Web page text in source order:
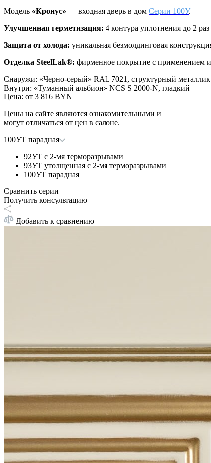
Модель «Кронус» — входная дверь в дом Серии 100У.
Улучшенная герметизация: 4 контура уплотнения до 2
Защита от холода: уникальная безмолдинговая
Отделка SteelLak®: фирменное покрытие с применением
Снаружи: «Черно-серый» RAL 7021, структурный металлик
Внутри: «Туманный альбион» NCS S 2000-N, гладкий
Цена: от 3 816 BYN
Цены на сайте являются ознакомительными и
могут отличаться от цен в салоне.
100УТ парадная
92УТ с 2-мя терморазрывами
93УТ утолщенная с 2-мя терморазрывами
100УТ парадная
Сравнить серии
Получить консультацию
Добавить к сравнению